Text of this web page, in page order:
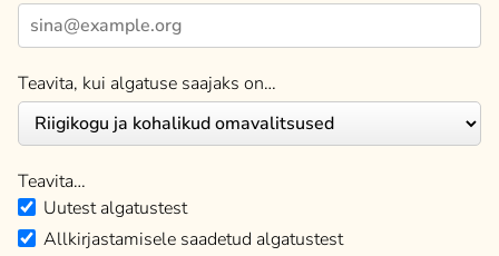
Teavita, kui algatuse saajaks on…
Teavita…
Uutest algatustest
Allkirjastamisele saadetud algatustest